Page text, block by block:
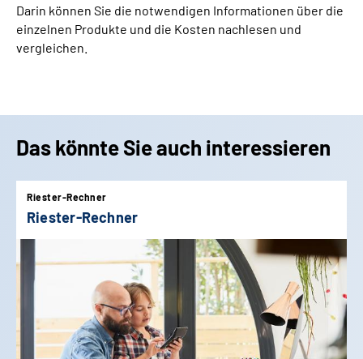
Darin können Sie die notwendigen Informationen über die
einzelnen Produkte und die Kosten nachlesen und
vergleichen.
Das könnte Sie auch interessieren
Riester-Rechner
Riester-Rechner